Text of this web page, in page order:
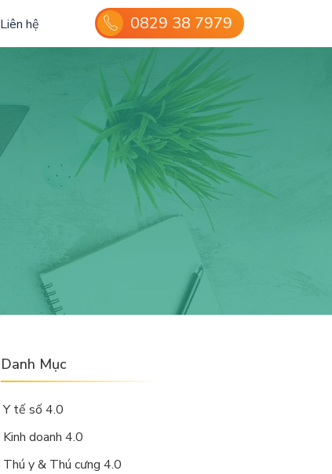
0829 38 7979
Liên hệ
Danh Mục
Y tế số 4.0
Kinh doanh 4.0
Thú y & Thú cưng 4.0